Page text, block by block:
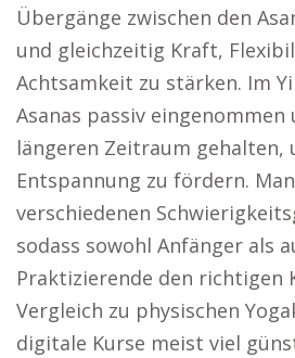
Übergänge zwischen den
und gleichzeitig Kraft,
Achtsamkeit zu stärken. Im
Asanas passiv
längeren Zeitraum
Entspannung zu fördern.
verschiedenen
sodass sowohl Anfänger als
Praktizierende den richtigen
Vergleich zu physischen
digitale Kurse meist viel